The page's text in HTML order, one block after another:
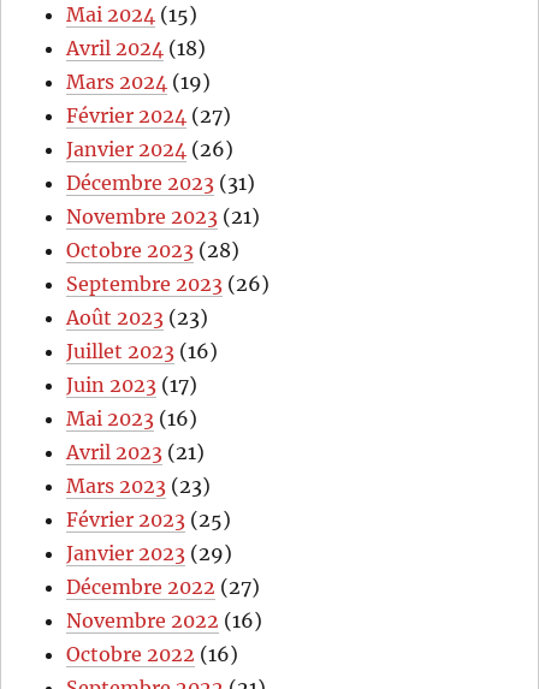
Mai 2024 (15)
Avril 2024 (18)
Mars 2024 (19)
Février 2024 (27)
Janvier 2024 (26)
Décembre 2023 (31)
Novembre 2023 (21)
Octobre 2023 (28)
Septembre 2023 (26)
Août 2023 (23)
Juillet 2023 (16)
Juin 2023 (17)
Mai 2023 (16)
Avril 2023 (21)
Mars 2023 (23)
Février 2023 (25)
Janvier 2023 (29)
Décembre 2022 (27)
Novembre 2022 (16)
Octobre 2022 (16)